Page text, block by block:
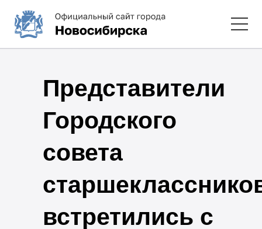
Представители
Городского
совета
встретились с